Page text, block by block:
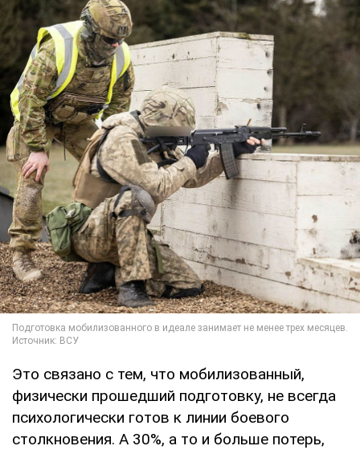
Это связано с тем, что мобилизованный,
физически прошедший подготовку, не всегда
психологически готов к линии боевого
столкновения. А 30%, а то и больше потерь,